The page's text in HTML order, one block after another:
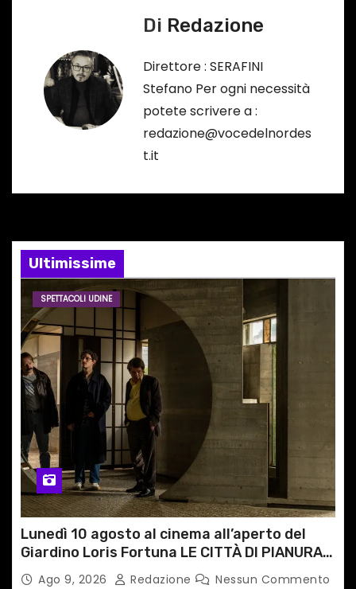
e
a
r
t
i
c
o
l
i
Di Redazione
Direttore : SERAFINI
Stefano Per ogni necessità
potete scrivere a :
redazione@vocedelnordes
t.it
Ultimissime
SPETTACOLI UDINE
Lunedì 10 agosto al cinema all’aperto del
Giardino Loris Fortuna LE CITTÀ DI PIANURA,
il caso cinematografico dell’anno!
Ago 9, 2026 Redazione Nessun Commento